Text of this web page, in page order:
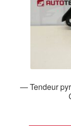
— Tendeur